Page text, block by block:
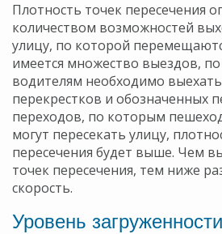
Плотность точек пересечения
количеством возможностей
улицу, по которой
имеется множество выездов,
водителям необходимо
перекрестков и обозначенных
переходов, по которым
могут пересекать улицу,
пересечения будет выше. Чем
точек пересечения, тем ниже
скорость.
Уровень загруженности